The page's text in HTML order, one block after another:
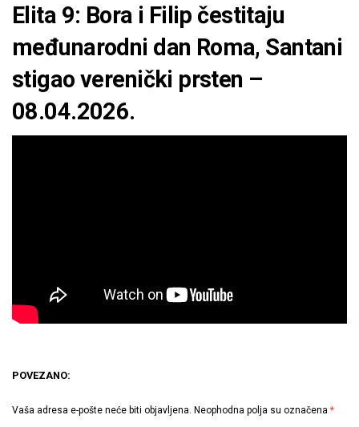
Elita 9: Bora i Filip čestitaju
međunarodni dan Roma, Santani
stigao verenički prsten –
08.04.2026.
POVEZANO:
Vaša adresa e-pošte neće biti objavljena. Neophodna polja su označena *